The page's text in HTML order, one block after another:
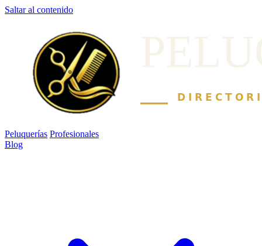
Saltar al contenido
Peluquerías Profesionales
Blog